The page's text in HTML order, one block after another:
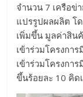
จำนวน 7 เครือข่
แปรรูปผลผลิต
เพิ่มขึ้น มูลค่าสิน
เข้าร่วมโครงกา
เข้าร่วมโครงกา
ขึ้นร้อยละ 10 คิด